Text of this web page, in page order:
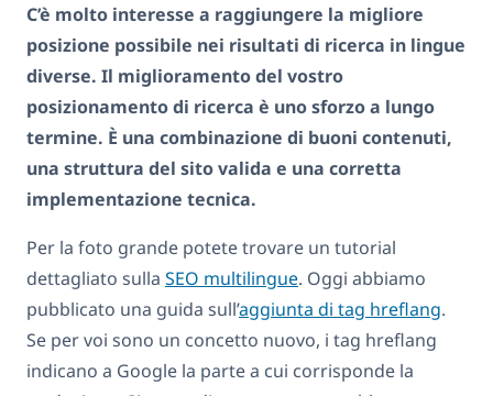
C’è molto interesse a raggiungere la migliore
posizione possibile nei risultati di ricerca in lingue
diverse. Il miglioramento del vostro
posizionamento di ricerca è uno sforzo a lungo
termine. È una combinazione di buoni contenuti,
una struttura del sito valida e una corretta
implementazione tecnica.
Per la foto grande potete trovare un tutorial
dettagliato sulla SEO multilingue. Oggi abbiamo
pubblicato una guida sull’aggiunta di tag hreflang.
Se per voi sono un concetto nuovo, i tag hreflang
indicano a Google la parte a cui corrisponde la